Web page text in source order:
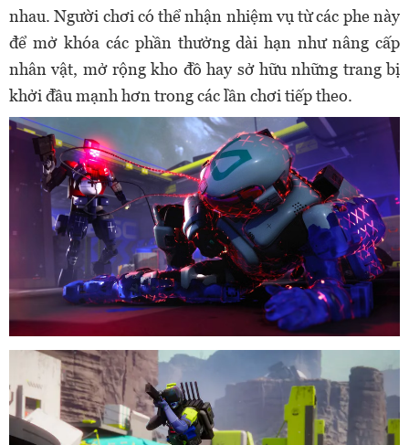
nhau. Người chơi có thể nhận nhiệm vụ từ các phe này
để mở khóa các phần thưởng dài hạn như nâng cấp
nhân vật, mở rộng kho đồ hay sở hữu những trang bị
khởi đầu mạnh hơn trong các lần chơi tiếp theo.